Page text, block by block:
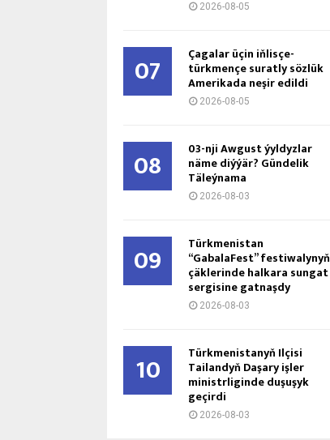
2026-08-05
07 Çagalar üçin iňlisçe-
türkmençe suratly sözlük
Amerikada neşir edildi
2026-08-05
08 03-nji Awgust ýyldyzlar
näme diýýär? Gündelik
Täleýnama
2026-08-03
09 Türkmenistan
“GabalaFest” festiwalynyň
çäklerinde halkara sungat
sergisine gatnaşdy
2026-08-03
10 Türkmenistanyň Ilçisi
Tailandyň Daşary işler
ministrliginde duşuşyk
geçirdi
2026-08-03